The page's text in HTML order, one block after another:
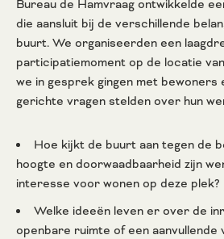
Bureau de Hamvraag ontwikkelde
die aansluit bij de verschillende
buurt. We organiseerden een
participatiemoment op de locatie
we in gesprek gingen met bewoners
gerichte vragen stelden over hun
Hoe kijkt de buurt aan tegen de
hoogte en doorwaadbaarheid zijn
interesse voor wonen op deze plek?
Welke ideeën leven er over de
openbare ruimte of een aanvullende